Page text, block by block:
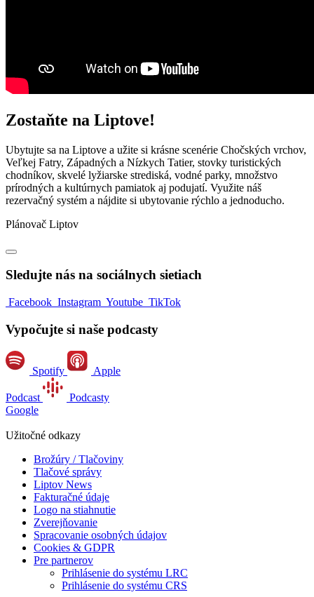
Zostaňte na Liptove!
Ubytujte sa na Liptove a užite si krásne scenérie Chočských vrchov,
Veľkej Fatry, Západných a Nízkych Tatier, stovky turistických
chodníkov, skvelé lyžiarske strediská, vodné parky, množstvo
prírodných a kultúrnych pamiatok aj podujatí. Využite náš
rezervačný systém a nájdite si ubytovanie rýchlo a jednoducho.
Plánovač Liptov
Sledujte nás na sociálnych sietiach
Facebook Instagram Youtube TikTok
Vypočujte si naše podcasty
Spotify Apple
Podcast
Podcasty
Google
Užitočné odkazy
Brožúry / Tlačoviny
Tlačové správy
Liptov News
Fakturačné údaje
Logo na stiahnutie
Zverejňovanie
Spracovanie osobných údajov
Cookies & GDPR
Pre partnerov
Prihlásenie do systému LRC
Prihlásenie do systému CRS